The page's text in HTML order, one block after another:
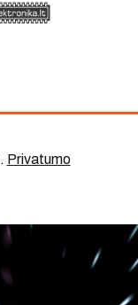
. Privatumo